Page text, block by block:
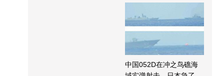
中国052D在冲之鸟礁海